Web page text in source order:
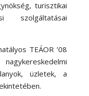
turisztikai
szolgáltatásai
TEÁOR ’08
üzletek, a